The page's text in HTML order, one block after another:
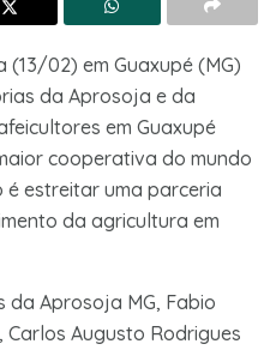
02) em Guaxupé (MG)
da Aprosoja e da
em Guaxupé
cooperativa do mundo
estreitar uma parceria
da agricultura em
da Aprosoja MG, Fabio
Carlos Augusto Rodrigues